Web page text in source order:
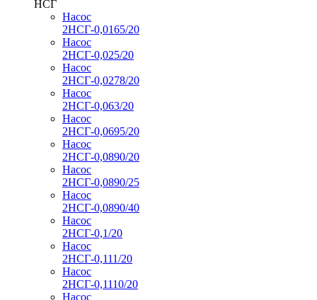
НСГ
Насос
2НСГ-0,0165/20
Насос
2НСГ-0,025/20
Насос
2НСГ-0,0278/20
Насос
2НСГ-0,063/20
Насос
2НСГ-0,0695/20
Насос
2НСГ-0,0890/20
Насос
2НСГ-0,0890/25
Насос
2НСГ-0,0890/40
Насос
2НСГ-0,1/20
Насос
2НСГ-0,111/20
Насос
2НСГ-0,1110/20
Насос